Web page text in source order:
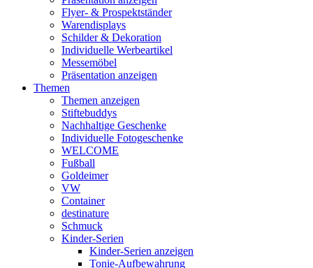
Flyer- & Prospektständer
Warendisplays
Schilder & Dekoration
Individuelle Werbeartikel
Messemöbel
Präsentation anzeigen
Themen
Themen anzeigen
Stiftebuddys
Nachhaltige Geschenke
Individuelle Fotogeschenke
WELCOME
Fußball
Goldeimer
VW
Container
destinature
Schmuck
Kinder-Serien
Kinder-Serien anzeigen
Tonie-Aufbewahrung